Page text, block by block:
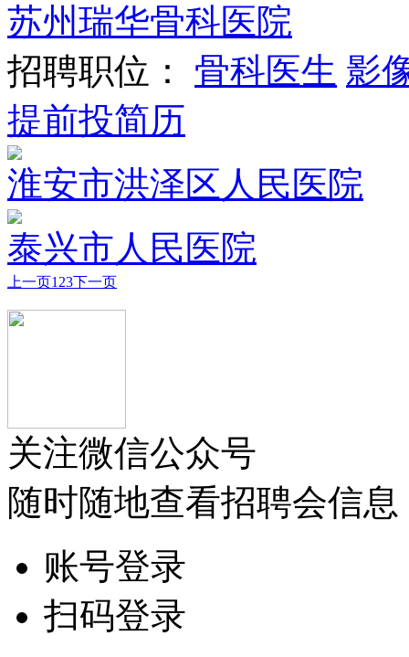
苏州瑞华骨科医院
招聘职位： 骨科医生 影
提前投简历
淮安市洪泽区人民医院
泰兴市人民医院
上一页1 23下一页
关注微信公众号
随时随地查看招聘会信息
账号登录
扫码登录